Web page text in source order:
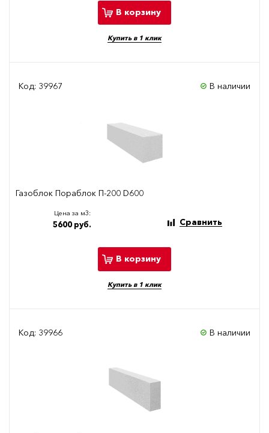
В корзину
Купить в 1 клик
Код: 39967 В наличии
Газоблок Пораблок П-200 D600
Цена за м3:
5600 руб. Сравнить
В корзину
Купить в 1 клик
Код: 39966 В наличии